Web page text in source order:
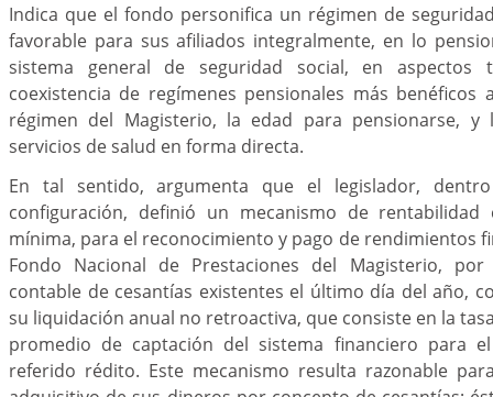
Indica que el fondo personifica un régimen de
favorable para sus afiliados integralmente, en lo
sistema general de seguridad social, en aspectos
coexistencia de regímenes pensionales más
régimen del Magisterio, la edad para pensionarse,
servicios de salud en forma directa.
En tal sentido, argumenta que el legislador,
configuración, definió un mecanismo de rentabilidad
mínima, para el reconocimiento y pago de rendimientos
Fondo Nacional de Prestaciones del Magisterio,
contable de cesantías existentes el último día del año,
su liquidación anual no retroactiva, que consiste en la
promedio de captación del sistema financiero para
referido rédito. Este mecanismo resulta razonable